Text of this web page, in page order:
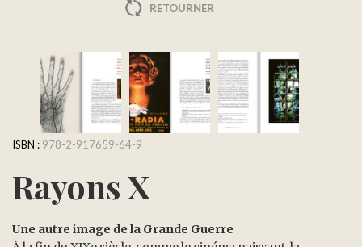
RETOURNER
ISBN : 978-2-917659-64-9
Rayons X
Une autre image de la Grande Guerre